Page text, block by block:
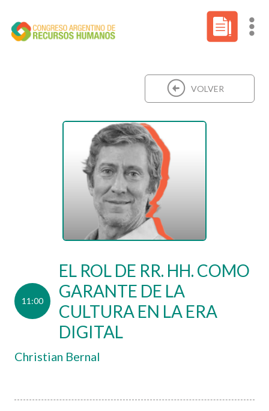
VOLVER
11:00
EL ROL DE RR. HH. COMO
GARANTE DE LA
CULTURA EN LA ERA
DIGITAL
Christian Bernal